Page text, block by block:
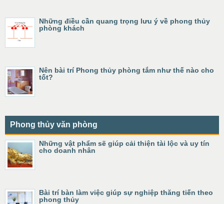
Những điều cần quang trọng lưu ý về phong thủy
phòng khách
Nên bài trí Phong thủy phòng tắm như thế nào cho
tốt?
Phong thủy văn phòng
Những vật phẩm sẽ giúp cải thiện tài lộc và uy tín
cho doanh nhân
Bài trí bàn làm việc giúp sự nghiệp thăng tiến theo
phong thủy